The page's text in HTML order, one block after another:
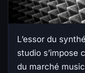
L’essor du
studio s’impose
du marché